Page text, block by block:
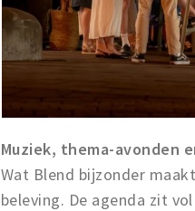
Muziek, thema-avonden
Wat Blend bijzonder
beleving. De agenda zit